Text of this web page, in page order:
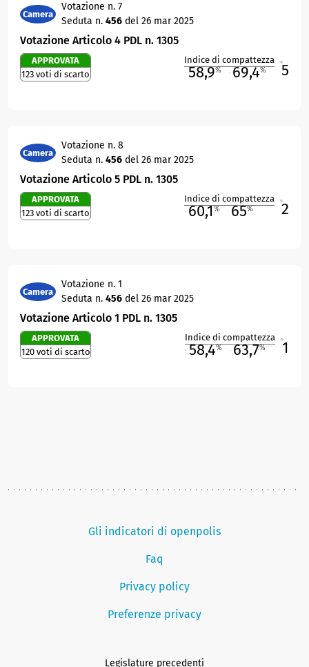
Camera
Votazione n. 7
Seduta n. 456 del 26 mar 2025
Votazione Articolo 4 PDL n. 1305
APPROVATA
123 voti di scarto
Indice di compattezza
58,9% 69,4% 5
Camera
Votazione n. 8
Seduta n. 456 del 26 mar 2025
Votazione Articolo 5 PDL n. 1305
APPROVATA
123 voti di scarto
Indice di compattezza
60,1% 65% 2
Camera
Votazione n. 1
Seduta n. 456 del 26 mar 2025
Votazione Articolo 1 PDL n. 1305
APPROVATA
120 voti di scarto
Indice di compattezza
58,4% 63,7% 1
Gli indicatori di openpolis
Faq
Privacy policy
Preferenze privacy
Legislature precedenti